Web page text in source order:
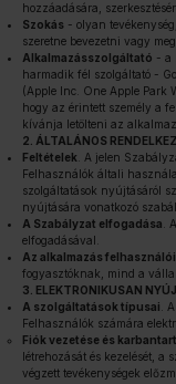
hozzáadására,
Szokás - olyan
szeretne bevezetni vagy
Alkalmazásszolgáltató - a
harmadik fél szolgáltató -
(Apple Inc. One Apple Park
hogy az érintett személy a
kívánja letölteni az
2. ÁLTALÁNOS
Feltételek . A jelen
Felhasználók általi
szolgáltatások nyújtásáról
nyújtására vonatkozó
A Szabályzat elfogadása .
elfogadásával.
Az alkalmazás felhasználói
fogyasztóknak, mind a
3. ELEKTRONIKUSAN
A szolgáltatások típusai .
Felhasználók számára
Fiók vezetése és
létrehozását és kezelését, a
végzett tevékenységek